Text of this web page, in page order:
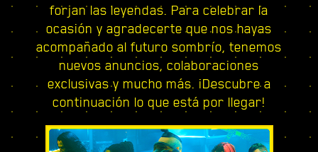
forjan las leyendas. Para celebrar la
ocasión y agradecerte que nos hayas
acompañado al futuro sombrío, tenemos
nuevos anuncios, colaboraciones
exclusivas y mucho más. ¡Descubre a
continuación lo que está por llegar!